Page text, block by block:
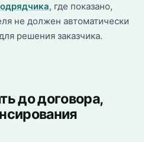
, где показано,
не должен автоматически
решения заказчика.
до договора,